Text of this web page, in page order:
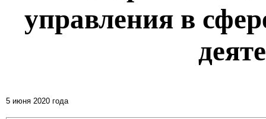
управления в
5 июня 2020 года